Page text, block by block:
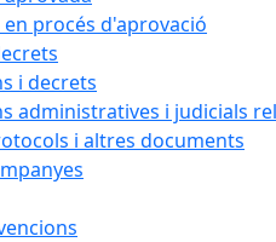
procés d'aprovació
i decrets
administratives i judicials
i altres documents